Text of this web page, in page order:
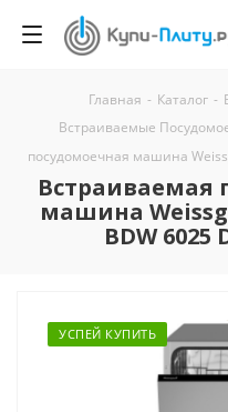
Главная - Каталог -
Встраиваемые
посудомоечная машина
Встраиваемая
машина
BDW
УСПЕЙ КУПИТЬ